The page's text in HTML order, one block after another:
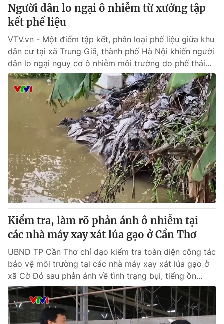
Chuyên mục khác
Emagazine
Photo Infographic
Video Shorts video
VTV Money VTV Thể thao
VTV Sức khoẻ Bất động sản
Thị trường 24h Tấm lòng Việt
VTV4 Vươn mình bằng AI
VTV9 VTV8
Liên hệ tòa soạn English
THỜI BÁO VTV
Người dân lo ngại ô nhiễm từ xưởng tập
kết phế liệu
VTV.vn - Một điểm tập kết, phân loại phế liệu giữa khu
dân cư tại xã Trung Giã, thành phố Hà Nội khiến người
dân lo ngại nguy cơ ô nhiễm môi trường do phế thải...
Kiểm tra, làm rõ phản ánh ô nhiễm tại
các nhà máy xay xát lúa gạo ở Cần Thơ
UBND TP Cần Thơ chỉ đạo kiểm tra toàn diện công tác
bảo vệ môi trường tại các nhà máy xay xát lúa gạo ở
xã Cờ Đỏ sau phản ánh về tình trạng bụi, tiếng ồn...